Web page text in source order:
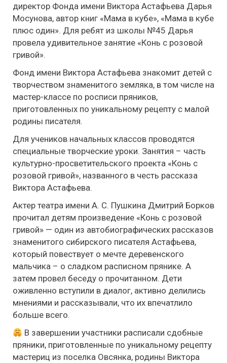
директор Фонда имени Виктора Астафьева Дарья
Мосунова, автор книг «Мама в кубе», «Мама в кубе
плюс один». Для ребят из школы №45 Дарья
провела удивительное занятие «Конь с розовой
гривой».
Фонд имени Виктора Астафьева знакомит детей с
творчеством знаменитого земляка, в том числе на
мастер-классе по росписи пряников,
приготовленных по уникальному рецепту с малой
родины писателя.
Для учеников начальных классов проводятся
специальные творческие уроки. Занятия – часть
культурно-просветительского проекта «Конь с
розовой гривой», названного в честь рассказа
Виктора Астафьева.
Актер театра имени А. С. Пушкина Дмитрий Борков
прочитал детям произведение «Конь с розовой
гривой» — один из автобиографических рассказов
знаменитого сибирского писателя Астафьева,
который повествует о мечте деревенского
мальчика – о сладком расписном прянике. А
затем провел беседу о прочитанном. Дети
оживленно вступили в диалог, активно делились
мнениями и рассказывали, что их впечатлило
больше всего.
В завершении участники расписали сдобные
пряники, приготовленные по уникальному рецепту
мастериц из поселка Овсянка, родины Виктора